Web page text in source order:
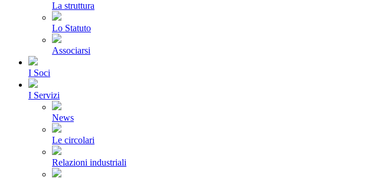
La struttura
Lo Statuto
Associarsi
I Soci
I Servizi
News
Le circolari
Relazioni industriali